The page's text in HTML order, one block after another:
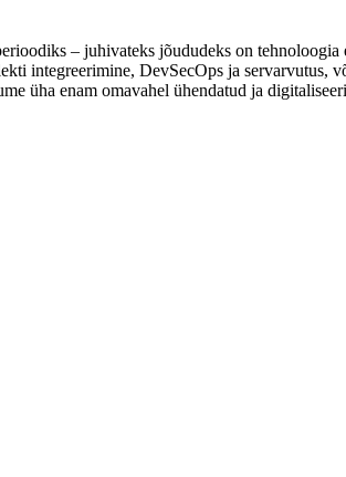
– juhivateks jõududeks on
integreerimine, DevSecOps ja servarvutus,
üha enam omavahel ühendatud ja